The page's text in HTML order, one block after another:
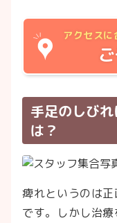
アクセスに
手足のしび
は？
痺れというのは
です。しかし治